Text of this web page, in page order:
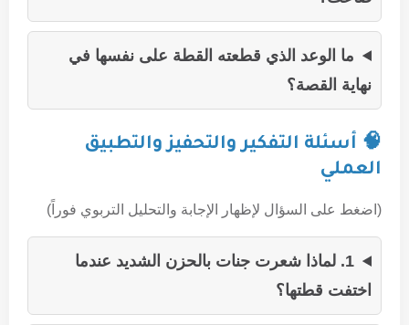
ما الوعد الذي قطعته القطة على نفسها في
نهاية القصة؟
🧠 أسئلة التفكير والتحفيز والتطبيق
العملي
(اضغط على السؤال لإظهار الإجابة والتحليل التربوي فوراً)
1. لماذا شعرت جنات بالحزن الشديد عندما
اختفت قطتها؟